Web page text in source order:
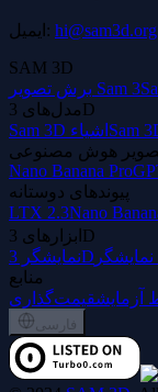
ایمیل: hi@sam3d.org
SAM 3D
برش تصویر Sam 3
مدل‌های 3D
Sam 3D اشیاء
هوش مصنوعی
Nano Banana Pro
پیوندهای دوستانه
LTX 2.3Nano
ابزارهای 3D
نمایشگر 3D
منابع
آزمایشقیمت‌گذاری
فارسی